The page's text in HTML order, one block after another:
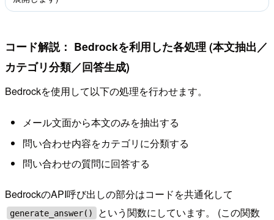
コード解説： Bedrockを利用した各処理 (本文抽出／
カテゴリ分類／回答生成)
Bedrockを使用して以下の処理を行わせます。
メール文面から本文のみを抽出する
問い合わせ内容をカテゴリに分類する
問い合わせの質問に回答する
BedrockのAPI呼び出しの部分はコードを共通化して
generate_answer() という関数にしています。 (この関数